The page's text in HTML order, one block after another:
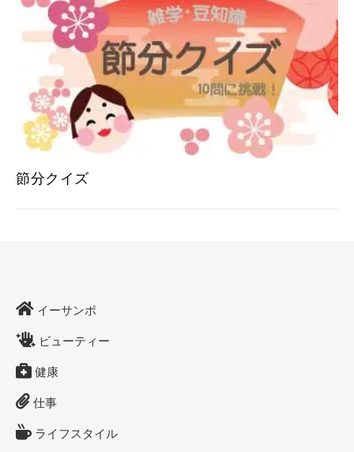
節分クイズ
イーサンポ
ビューティー
健康
仕事
ライフスタイル